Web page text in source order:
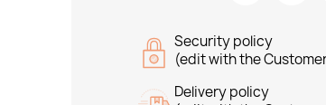
Security policy
(edit with the
Delivery policy